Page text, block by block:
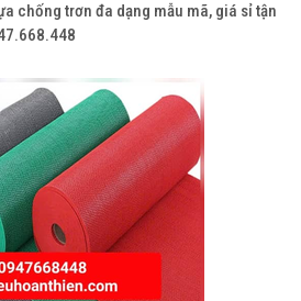
chống trơn đa dạng mẫu mã, giá sỉ tận
hệ: 0947.668.448